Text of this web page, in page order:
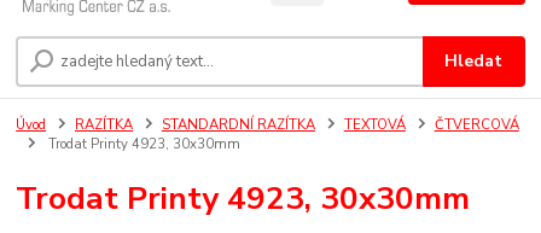
Hledat
Úvod RAZÍTKA STANDARDNÍ RAZÍTKA TEXTOVÁ
ČTVERCOVÁ
Trodat Printy 4923, 30x30mm
Trodat Printy 4923, 30x30mm